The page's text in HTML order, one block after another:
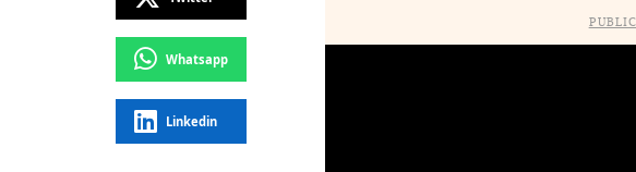
Whatsapp
Linkedin